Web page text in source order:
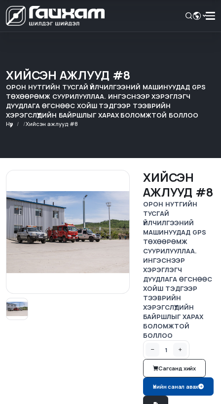
ХИЙСЭН АЖЛУУД #8
ОРОН НУТГИЙН ТУСГАЙ ҮЙЛЧИЛГЭЭНИЙ МАШИНУУДАД GPS
ТӨХӨӨРӨМЖ СУУРИЛУУЛЛАА. ИНГЭСНЭЭР ХЭРЭГЛЭГЧ
ДУУДЛАГА ӨГСНӨӨС ХОЙШ ТЭДГЭЭР ТЭЭВРИЙН
ХЭРЭГСЛҮҮДИЙН БАЙРШЛЫГ ХАРАХ БОЛОМЖТОЙ БОЛЛОО
Нүүр Хийсэн ажлууд #8
ХИЙСЭН
АЖЛУУД #8
ОРОН НУТГИЙН
ТУСГАЙ
ҮЙЛЧИЛГЭЭНИЙ
МАШИНУУДАД GPS
ТӨХӨӨРӨМЖ
СУУРИЛУУЛЛАА.
ИНГЭСНЭЭР
ХЭРЭГЛЭГЧ
ДУУДЛАГА ӨГСНӨӨС
ХОЙШ ТЭДГЭЭР
ТЭЭВРИЙН
ХЭРЭГСЛҮҮДИЙН
БАЙРШЛЫГ ХАРАХ
БОЛОМЖТОЙ
БОЛЛОО
Сагсанд хийх
Үнийн санал авах